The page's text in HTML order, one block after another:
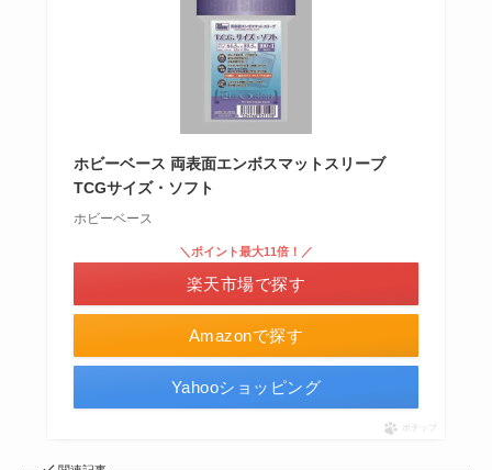
ホビーベース 両表面エンボスマットスリーブ
TCGサイズ・ソフト
ホビーベース
Amazonで探す
＼ポイント最大11倍！／
楽天市場で探す
Yahooショッピング
ポチップ